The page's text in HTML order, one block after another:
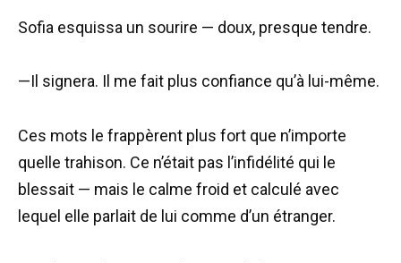
Sofia esquissa un sourire — doux, presque tendre.
—Il signera. Il me fait plus confiance qu’à lui-même.
Ces mots le frappèrent plus fort que n’importe
quelle trahison. Ce n’était pas l’infidélité qui le
blessait — mais le calme froid et calculé avec
lequel elle parlait de lui comme d’un étranger.